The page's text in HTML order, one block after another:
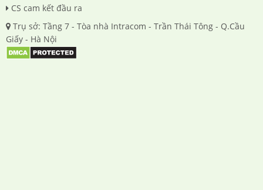
CS cam kết đầu ra
Trụ sở: Tầng 7 - Tòa nhà Intracom - Trần Thái Tông - Q.Cầu
Giấy - Hà Nội